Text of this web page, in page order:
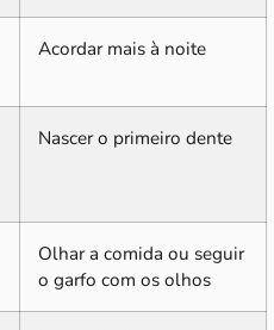
Acordar mais à noite
Nascer o primeiro dente
Olhar a comida ou seguir
o garfo com os olhos